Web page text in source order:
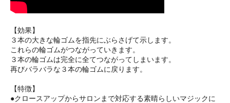
【効果】
３本の大きな輪ゴムを指先にぶらさげて示します。
これらの輪ゴムがつながっていきます。
３本の輪ゴムは完全に全てつながってしまいます。
再びバラバラな３本の輪ゴムに戻ります。
【特徴】
●クロースアップからサロンまで対応する素晴らしいマジックに